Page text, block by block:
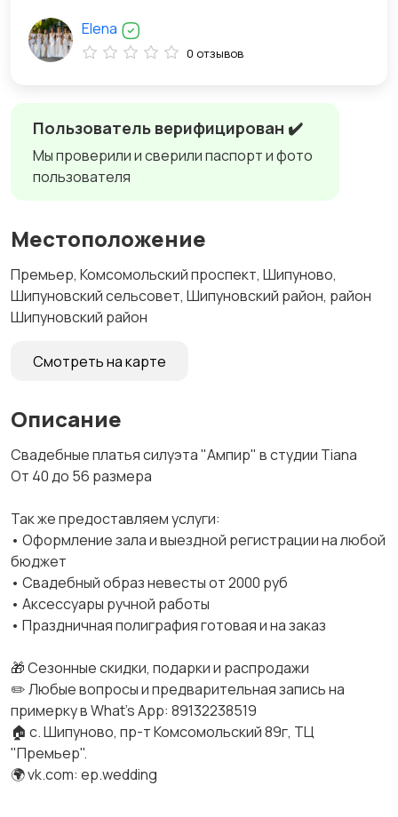
Пользователь верифицирован ✔️
Мы проверили и сверили паспорт и фото
пользователя
Местоположение
Премьер, Комсомольский проспект, Шипуново,
Шипуновский сельсовет, Шипуновский район, район
Шипуновский район
Смотреть на карте
Описание
Свадебные платья силуэта "Ампир" в студии Tiana
От 40 до 56 размера
Так же предоставляем услуги:
• Оформление зала и выездной регистрации на любой
бюджет
• Свадебный образ невесты от 2000 руб
• Аксессуары ручной работы
• Праздничная полиграфия готовая и на заказ
🎁 Сезонные скидки, подарки и распродажи
✏️ Любые вопросы и предварительная запись на
примерку в What's App: 89132238519
🏠 с. Шипуново, пр-т Комсомольский 89г, ТЦ
"Премьер".
🌍 vk.com: ep.wedding
Elena
0 отзывов